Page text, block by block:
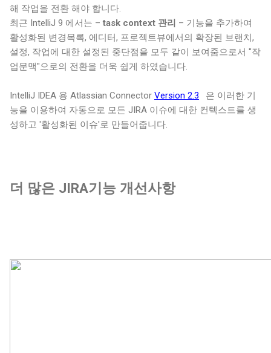
해 작업을 전환 해야 합니다.
최근 IntelliJ 9 에서는 – task context 관리 – 기능을 추가하여
활성화된 변경목록, 에디터, 프로젝트뷰에서의 확장된 브랜치,
설정, 작업에 대한 설정된 중단점을 모두 같이 보여줌으로서 "작
업문맥"으로의 전환을 더욱 쉽게 하였습니다.
IntelliJ IDEA 용 Atlassian Connector Version 2.3
은 이러한 기
능을 이용하여 자동으로 모든 JIRA 이슈에 대한 컨텍스트를 생
성하고 '활성화된 이슈'로 만들어줍니다.
더 많은 JIRA기능 개선사항